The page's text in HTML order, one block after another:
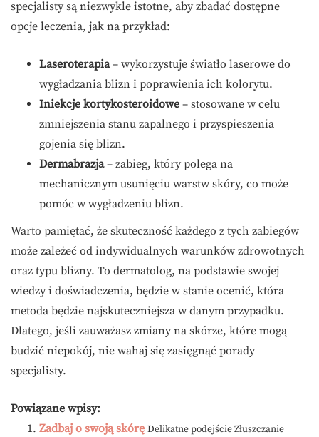
specjalisty są niezwykle istotne, aby zbadać dostępne
opcje leczenia, jak na przykład:
Laseroterapia– wykorzystuje światło laserowe do
wygładzania blizn i poprawienia ich kolorytu.
Iniekcje kortykosteroidowe – stosowane w celu
zmniejszenia stanu zapalnego i przyspieszenia
gojenia się blizn.
Dermabrazja– zabieg, który polega na
mechanicznym usunięciu warstw skóry, co może
pomóc w wygładzeniu blizn.
Warto pamiętać, że skuteczność każdego z tych zabiegów
może zależeć od indywidualnych warunków zdrowotnych
oraz typu blizny. To dermatolog, na podstawie swojej
wiedzy i doświadczenia, będzie w stanie ocenić, która
metoda będzie najskuteczniejsza w danym przypadku.
Dlatego, jeśli zauważasz zmiany na skórze, które mogą
budzić niepokój, nie wahaj się zasięgnąć porady
specjalisty.
Powiązane wpisy:
Zadbaj o swoją skórę Delikatne podejście Złuszczanie